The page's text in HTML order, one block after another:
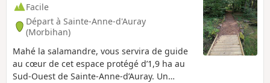
Facile
Départ à Sainte-Anne-d'Auray
(Morbihan)
Mahé la salamandre, vous servira de guide
au cœur de cet espace protégé d’1,9 ha au
Sud-Ouest de Sainte-Anne-d’Auray. Un